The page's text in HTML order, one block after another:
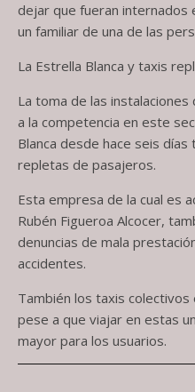
dejar que fueran internados
un familiar de una de las
La Estrella Blanca y taxis
La toma de las
a la competencia en este
Blanca desde hace seis
repletas de pasajeros.
Esta empresa de la cual es
Rubén Figueroa Alcocer,
denuncias de mala
accidentes.
También los taxis
pese a que viajar en estas
mayor para los usuarios.